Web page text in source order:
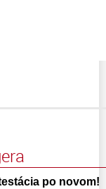
po novom!